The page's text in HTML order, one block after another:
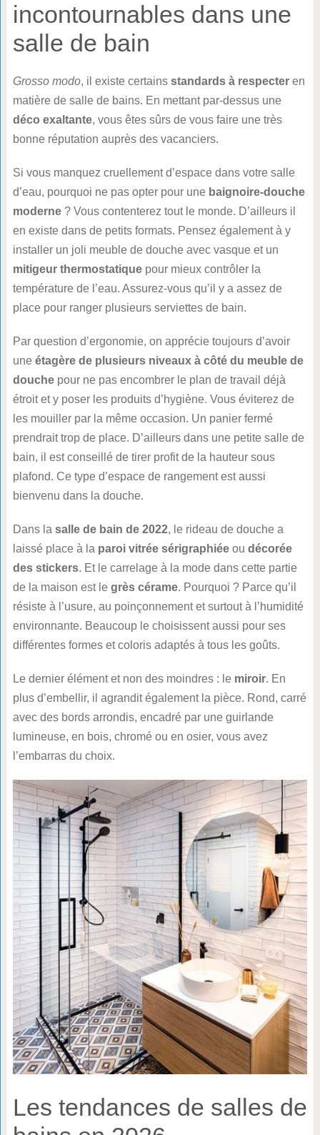
incontournables dans une
salle de bain
Grosso modo, il existe certains standards à respecteren
matière de salle de bains. En mettant par-dessus une
déco exaltante, vous êtes sûrs de vous faire une très
bonne réputation auprès des vacanciers.
Si vous manquez cruellement d’espace dans votre salle
d’eau, pourquoi ne pas opter pour une baignoire-douche
moderne? Vous contenterez tout le monde. D’ailleurs il
en existe dans de petits formats. Pensez également à y
installer un joli meuble de douche avec vasque et un
mitigeur thermostatiquepour mieux contrôler la
température de l’eau. Assurez-vous qu’il y a assez de
place pour ranger plusieurs serviettes de bain.
Par question d’ergonomie, on apprécie toujours d’avoir
une étagère de plusieurs niveaux à côté du meuble de
douchepour ne pas encombrer le plan de travail déjà
étroit et y poser les produits d’hygiène. Vous éviterez de
les mouiller par la même occasion. Un panier fermé
prendrait trop de place. D’ailleurs dans une petite salle de
bain, il est conseillé de tirer profit de la hauteur sous
plafond. Ce type d’espace de rangement est aussi
bienvenu dans la douche.
Dans la salle de bain de 2022, le rideau de douche a
laissé place à la paroi vitrée sérigraphiéeou décorée
des stickers. Et le carrelage à la mode dans cette partie
de la maison est le grès cérame. Pourquoi ? Parce qu’il
résiste à l’usure, au poinçonnement et surtout à l’humidité
environnante. Beaucoup le choisissent aussi pour ses
différentes formes et coloris adaptés à tous les goûts.
Le dernier élément et non des moindres : le miroir. En
plus d’embellir, il agrandit également la pièce. Rond, carré
avec des bords arrondis, encadré par une guirlande
lumineuse, en bois, chromé ou en osier, vous avez
l’embarras du choix.
Les tendances de salles de